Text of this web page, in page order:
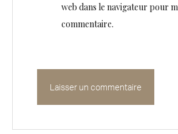
web dans le navigateur pour
commentaire.